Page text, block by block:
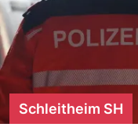
Schleitheim SH